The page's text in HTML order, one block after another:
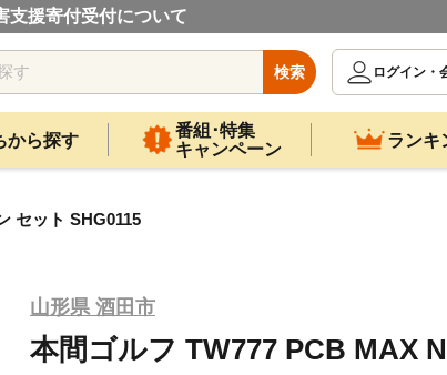
支援寄付受付について
検索
ログイン・
から探す
番組･特集
キャンペーン
ランキ
セット SHG0115
山形県 酒田市
本間ゴルフ TW777 PCB MAX